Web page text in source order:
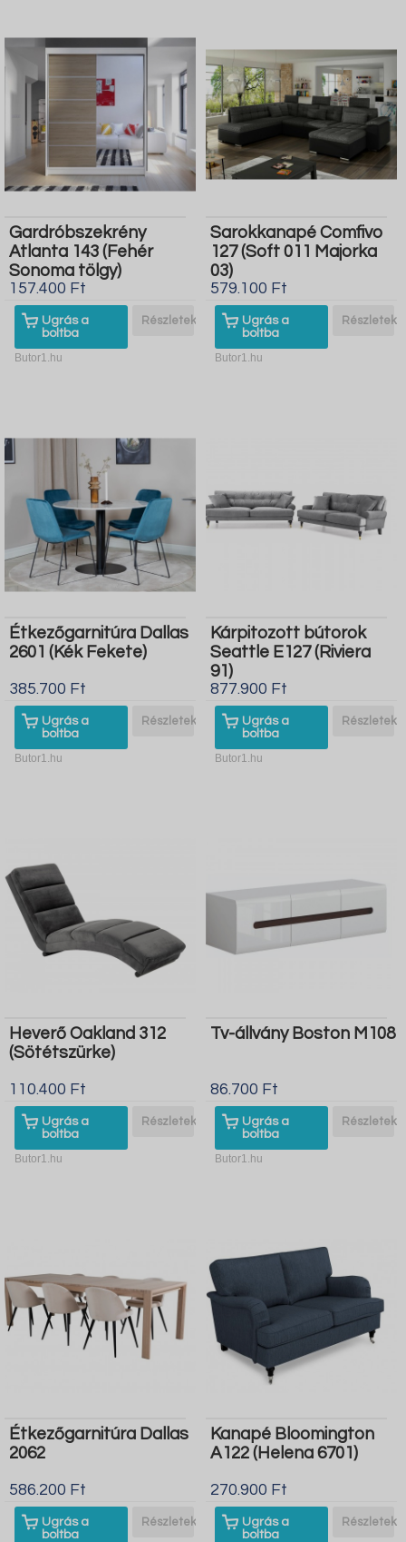
Gardróbszekrény
Atlanta 143 (Fehér
Sonoma tölgy)
157.400 Ft
Ugrás a
boltba
Részletek
Butor1.hu
Sarokkanapé Comfivo
127 (Soft 011 Majorka
03)
579.100 Ft
Ugrás a
boltba
Részletek
Butor1.hu
Étkezőgarnitúra Dallas
2601 (Kék Fekete)
385.700 Ft
Ugrás a
boltba
Részletek
Butor1.hu
Kárpitozott bútorok
Seattle E127 (Riviera
91)
877.900 Ft
Ugrás a
boltba
Részletek
Butor1.hu
Heverő Oakland 312
(Sötétszürke)
110.400 Ft
Ugrás a
boltba
Részletek
Butor1.hu
Tv-állvány Boston M108
86.700 Ft
Ugrás a
boltba
Részletek
Butor1.hu
Étkezőgarnitúra Dallas
2062
586.200 Ft
Ugrás a
boltba
Részletek
Kanapé Bloomington
A122 (Helena 6701)
270.900 Ft
Ugrás a
boltba
Részletek